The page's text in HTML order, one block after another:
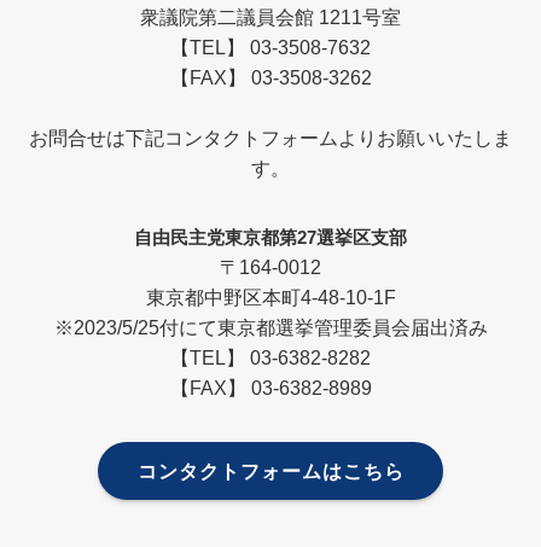
衆議院第二議員会館 1211号室
【TEL】 03-3508-7632
【FAX】 03-3508-3262
お問合せは下記コンタクトフォームよりお願いいたしま
す。
自由民主党東京都第27選挙区支部
〒164-0012
東京都中野区本町4-48-10-1F
※2023/5/25付にて東京都選挙管理委員会届出済み
【TEL】 03-6382-8282
【FAX】 03-6382-8989
コンタクトフォームはこちら